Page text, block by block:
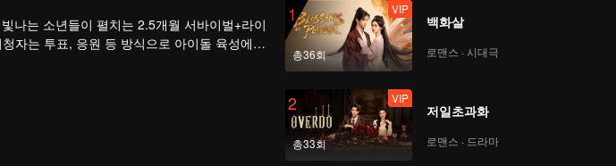
VIP
VIP
나는 소년들이 펼치는 2.5개월 서바이벌+라이
자는 투표, 응원 등 방식으로 아이돌 육성에
선발된 커플은 세계적인 무대에서 본격적으
1
총36회
VIP
백화살
로맨스 · 시대극
2
총33회
VIP
저일초과화
로맨스 · 드라마